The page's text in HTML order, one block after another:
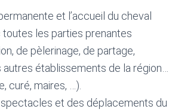
et l’accueil du cheval
toutes les parties prenantes
de pèlerinage, de partage,
établissements de la région…
curé, maires, …).
et des déplacements du